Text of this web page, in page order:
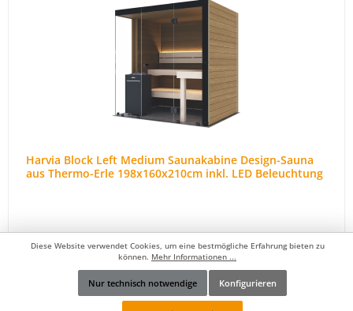
Harvia Block Left Medium Saunakabine Design-Sauna
aus Thermo-Erle 198x160x210cm inkl. LED Beleuchtung
9.990,00 €*
Werkzeugleiste anzeigen
Diese Website verwendet Cookies, um eine bestmögliche Erfahrung bieten zu
können. Mehr Informationen ...
Nur technisch notwendige Konfigurieren